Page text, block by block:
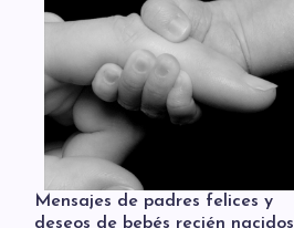
Mensajes de padres felices y
deseos de bebés recién nacidos